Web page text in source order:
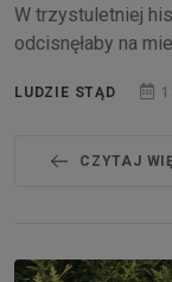
W trzystuletniej
odcisnęłaby na
LUDZIE STĄD
CZYTAJ